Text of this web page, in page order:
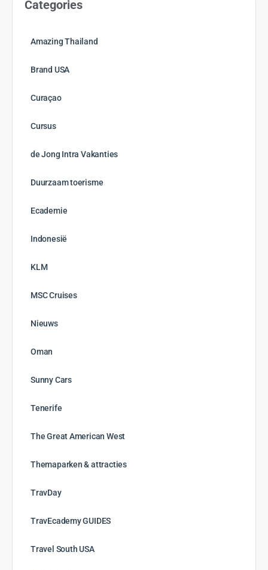
Categories
Amazing Thailand
Brand USA
Curaçao
Cursus
de Jong Intra Vakanties
Duurzaam toerisme
Ecademie
Indonesië
KLM
MSC Cruises
Nieuws
Oman
Sunny Cars
Tenerife
The Great American West
Themaparken & attracties
TravDay
TravEcademy GUIDES
Travel South USA